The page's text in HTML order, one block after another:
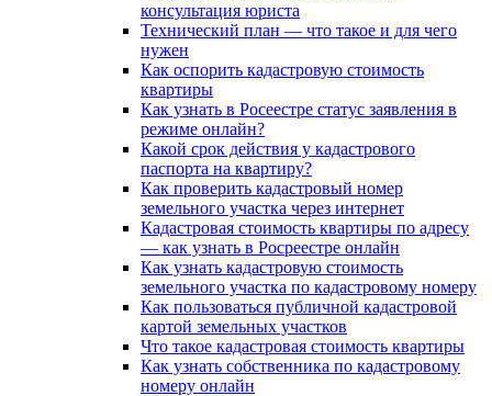
консультация юриста
Технический план — что такое и для чего
нужен
Как оспорить кадастровую стоимость
квартиры
Как узнать в Росеестре статус заявления в
режиме онлайн?
Какой срок действия у кадастрового
паспорта на квартиру?
Как проверить кадастровый номер
земельного участка через интернет
Кадастровая стоимость квартиры по адресу
— как узнать в Росреестре онлайн
Как узнать кадастровую стоимость
земельного участка по кадастровому номеру
Как пользоваться публичной кадастровой
картой земельных участков
Что такое кадастровая стоимость квартиры
Как узнать собственника по кадастровому
номеру онлайн